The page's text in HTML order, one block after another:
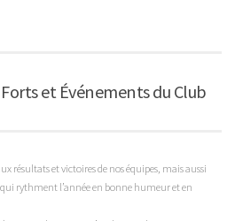
et Événements du Club
résultats et victoires de nos équipes, mais aussi
qui rythment l’année en bonne humeur et en